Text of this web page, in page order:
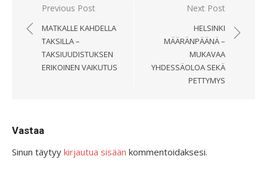
Artikkelien
selaus
Previous Post
MATKALLE KAHDELLA
TAKSILLA –
TAKSIUUDISTUKSEN
ERIKOINEN VAIKUTUS
Next Post
HELSINKI
MÄÄRÄNPÄÄNÄ –
MUKAVAA
YHDESSÄOLOA SEKÄ
PETTYMYS
Vastaa
Sinun täytyy kirjautua sisään kommentoidaksesi.